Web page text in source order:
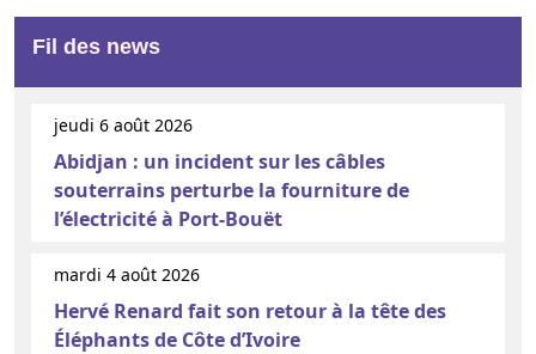
Fil des news
jeudi 6 août 2026
Abidjan : un incident sur les câbles
souterrains perturbe la fourniture de
l’électricité à Port-Bouët
mardi 4 août 2026
Hervé Renard fait son retour à la tête des
Éléphants de Côte d’Ivoire